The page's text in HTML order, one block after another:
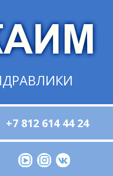
+7 812 614 44 24